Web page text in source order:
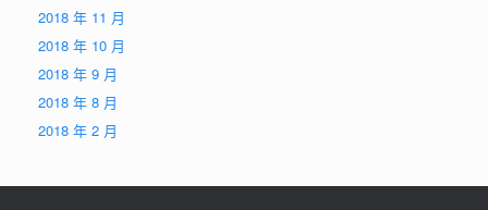
2018 年 11 月
2018 年 10 月
2018 年 9 月
2018 年 8 月
2018 年 2 月